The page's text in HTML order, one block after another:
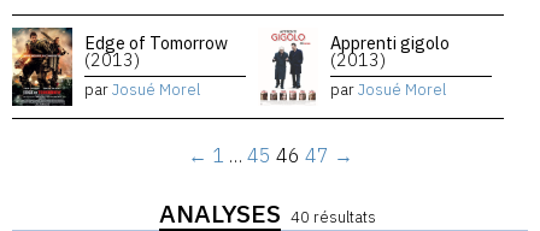
Edge of Tomorrow
(2013)
parJosué Morel
Apprenti gigolo
(2013)
parJosué Morel
← 1 … 45 46 47 →
ANALYSES 40 résultats